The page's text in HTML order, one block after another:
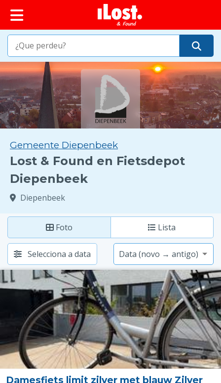
Gemeente Diepenbeek
Lost & Found en Fietsdepot
Diepenbeek
Diepenbeek
Foto Lista
Selecciona a data
Damesfiets limit zilver met blauw Zilver